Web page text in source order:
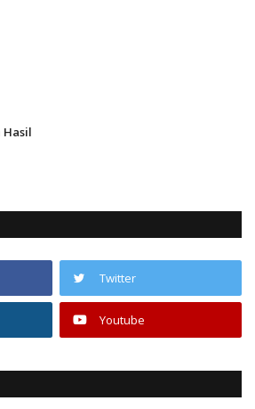
Hasil
Twitter
Youtube